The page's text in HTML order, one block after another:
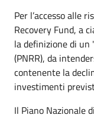
Per l’accesso alle
Recovery Fund, a
la definizione di un
(PNRR), da
contenente la
investimenti
Il Piano Nazionale